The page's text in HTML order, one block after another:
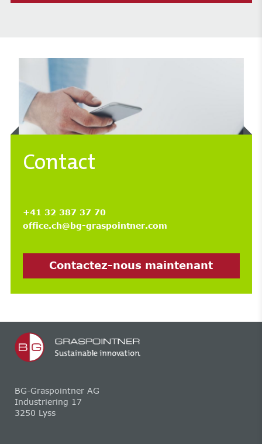
Contact
+41 32 387 37 70
office.ch@bg-graspointner.com
Contactez-nous maintenant
BG-Graspointner AG
Industriering 17
3250 Lyss